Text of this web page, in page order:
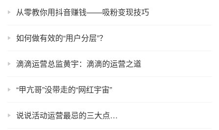
从零教你用抖音赚钱——吸粉变现技巧
如何做有效的“用户分层”？
滴滴运营总监黄宇：滴滴的运营之道
“甲亢哥”没带走的“网红宇宙”
说说活动运营最忌的三大点…